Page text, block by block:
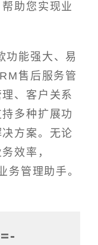
助您实现业
功能强大、易
售后服务管
、客户关系
多种扩展功
方案。无论
效率，
务管理助手。